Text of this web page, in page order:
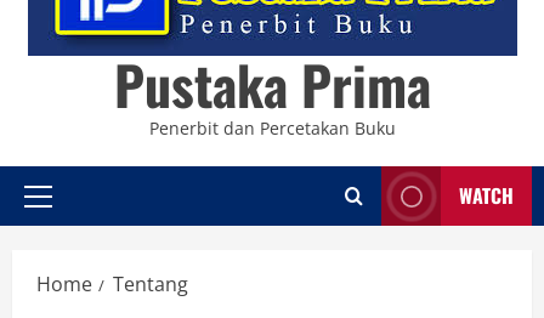
Pustaka Prima
Penerbit dan Percetakan Buku
Primary
WATCH
Home Tentang